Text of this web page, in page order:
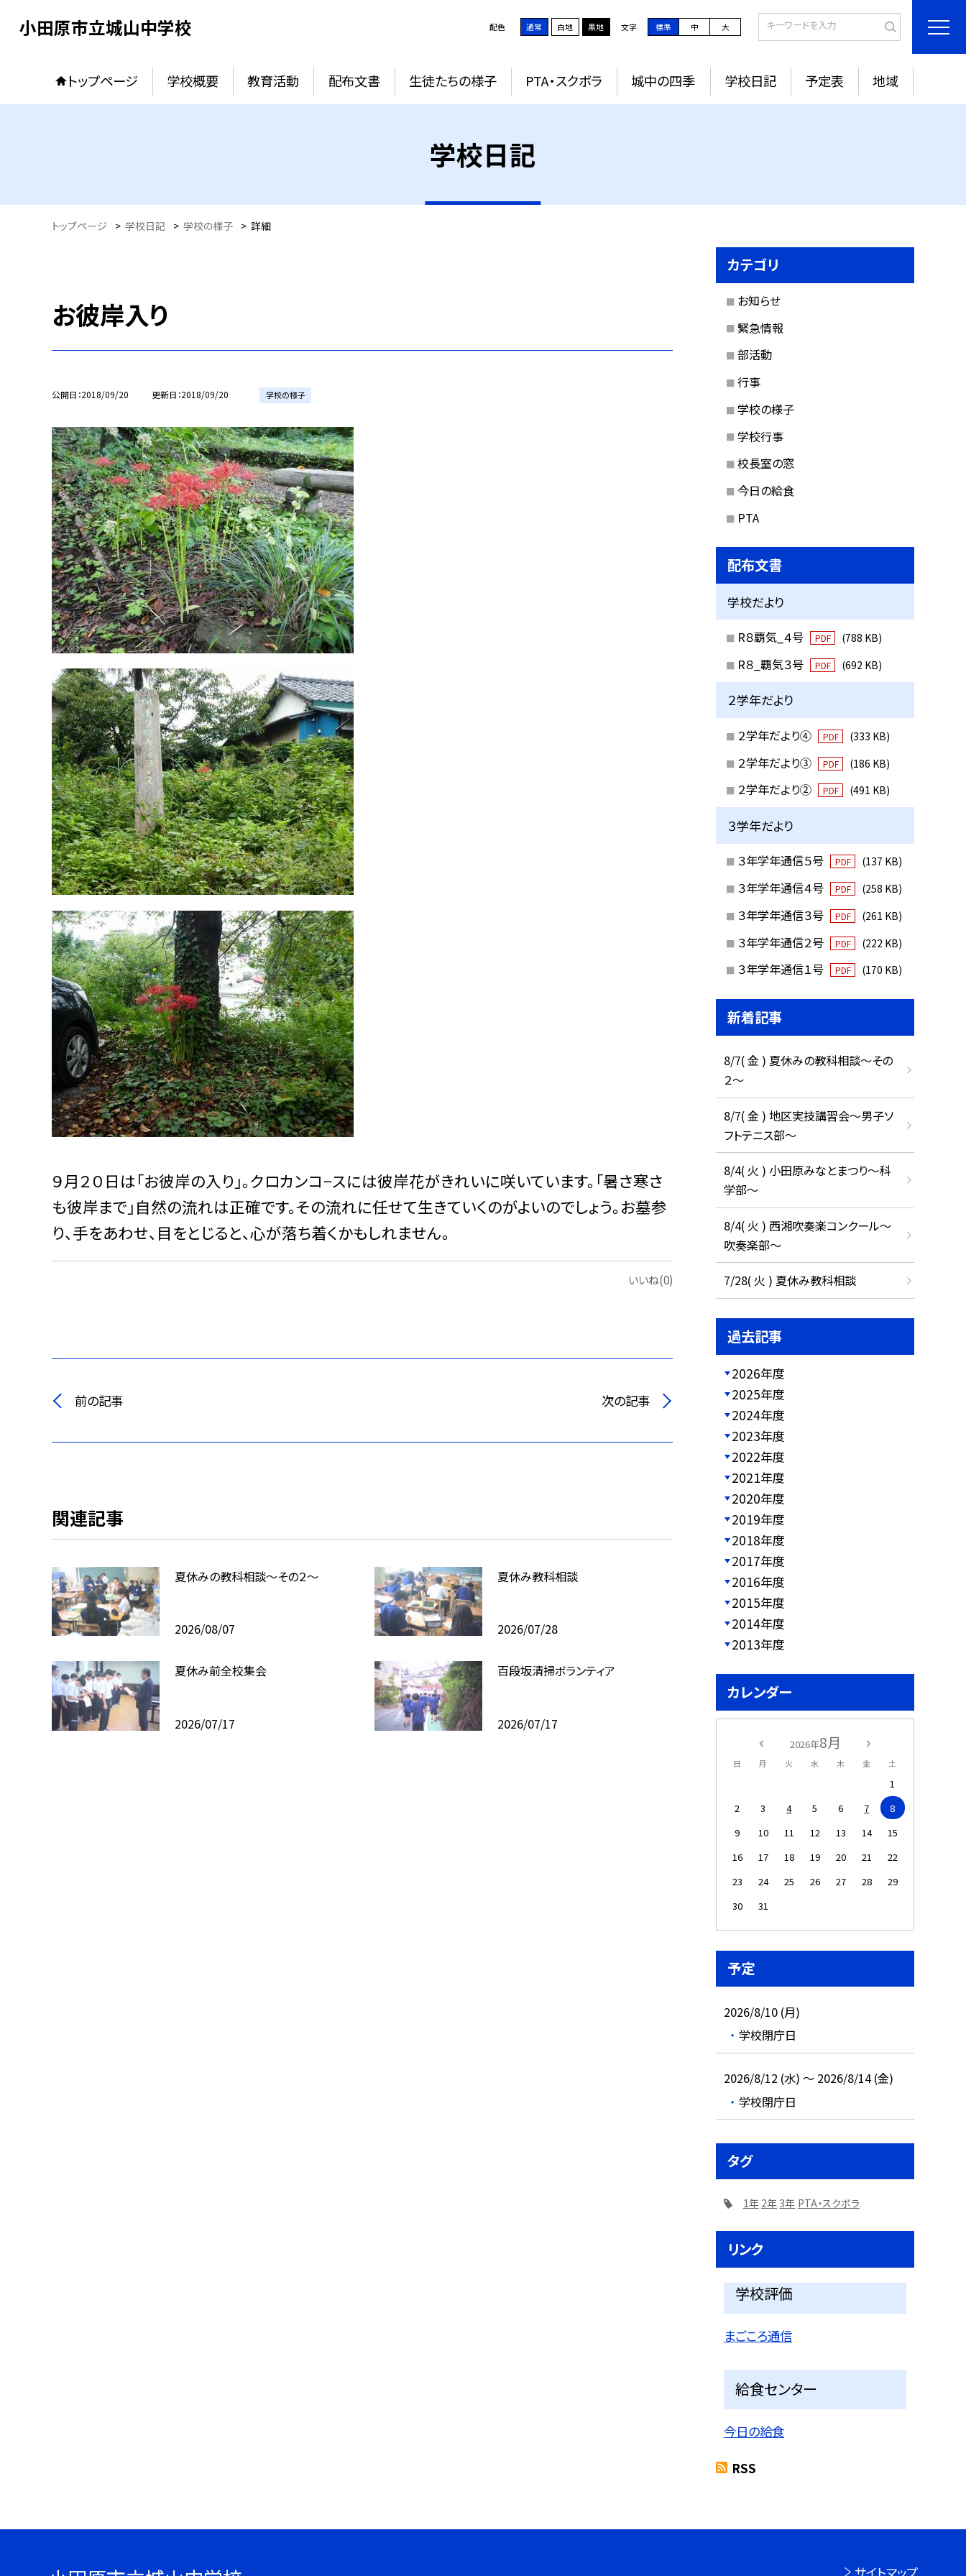
小田原市立城山中学校 配色 通常 白地 黒地 文字 標準 中 大
トップページ 学校概要 教育活動 配布文書 生徒たちの様子 PTA・スクボラ 城中の四季 学校日記 予定表 地域
学校日記
トップページ > 学校日記 > 学校の様子 > 詳細
お彼岸入り
公開日 2018/09/20 更新日 2018/09/20 学校の様子
９月２０日は「お彼岸の入り」。クロカンコ−スには彼岸花がきれいに咲いています。「暑さ寒さ
も彼岸まで」自然の流れは正確です。その流れに任せて生きていくのがよいのでしょう。お墓参
り、手をあわせ、目をとじると、心が落ち着くかもしれません。
いいね(0)
前の記事 次の記事
関連記事
夏休みの教科相談～その２～
2026/08/07
夏休み教科相談
2026/07/28
夏休み前全校集会
2026/07/17
百段坂清掃ボランティア
2026/07/17
カテゴリ
お知らせ
緊急情報
部活動
行事
学校の様子
学校行事
校長室の窓
今日の給食
PTA
配布文書
学校だより
R８覇気_４号 PDF (788 KB)
R８_覇気３号 PDF (692 KB)
２学年だより
２学年だより④ PDF (333 KB)
２学年だより③ PDF (186 KB)
２学年だより② PDF (491 KB)
３学年だより
３年学年通信５号 PDF (137 KB)
３年学年通信４号 PDF (258 KB)
３年学年通信３号 PDF (261 KB)
３年学年通信２号 PDF (222 KB)
３年学年通信１号 PDF (170 KB)
新着記事
8/7( 金 ) 夏休みの教科相談～その
２～
8/7( 金 ) 地区実技講習会～男子ソ
フトテニス部～
8/4( 火 ) 小田原みなとまつり～科
学部～
8/4( 火 ) 西湘吹奏楽コンクール～
吹奏楽部～
7/28( 火 ) 夏休み教科相談
過去記事
2026年度
2025年度
2024年度
2023年度
2022年度
2021年度
2020年度
2019年度
2018年度
2017年度
2016年度
2015年度
2014年度
2013年度
カレンダー
2026年8月
日 月 火 水 木 金 土
1
2
3 4 5 6 7
8
9
10 11 12 13 14
15
16
17 18 19 20 21
22
23
24 25 26 27 28
29
30
31
予定
2026/8/10 (月)
学校閉庁日
2026/8/12 (水) ～ 2026/8/14 (金)
学校閉庁日
タグ
1年 2年 3年 PTA・スクボラ
リンク
学校評価
まごころ通信
給食センター
今日の給食
RSS
サイトマップ